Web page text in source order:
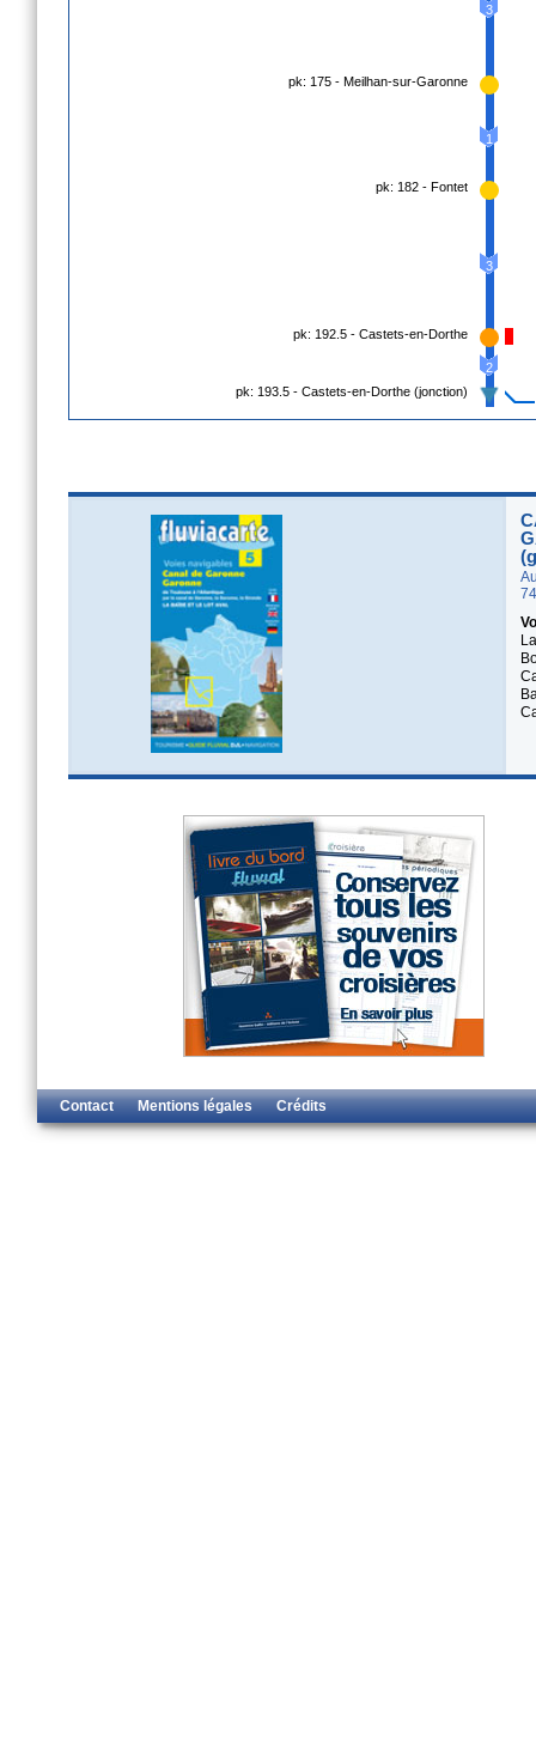
3
pk: 175 - Meilhan-sur-Garonne
1
pk: 182 - Fontet
3
pk: 192.5 - Castets-en-Dorthe
2
pk: 193.5 - Castets-en-Dorthe (jonction)
Contact Mentions légales Crédits